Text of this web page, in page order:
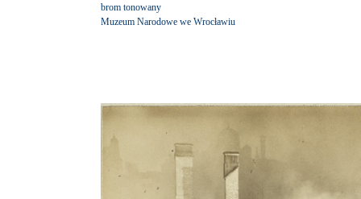
brom tonowany
Muzeum Narodowe we Wrocławiu